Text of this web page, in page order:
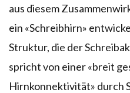
aus diesem
ein «Schreibhirn»
Struktur, die der
spricht von einer «breit
Hirnkonnektivität» durch